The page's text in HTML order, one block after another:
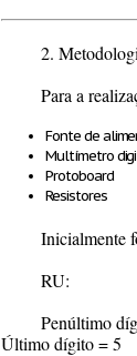
2.
Para a
Fonte de
Multímetro
Protoboard
Resistores
Inicialmente
RU:
Penúltimo
Último dígito = 5